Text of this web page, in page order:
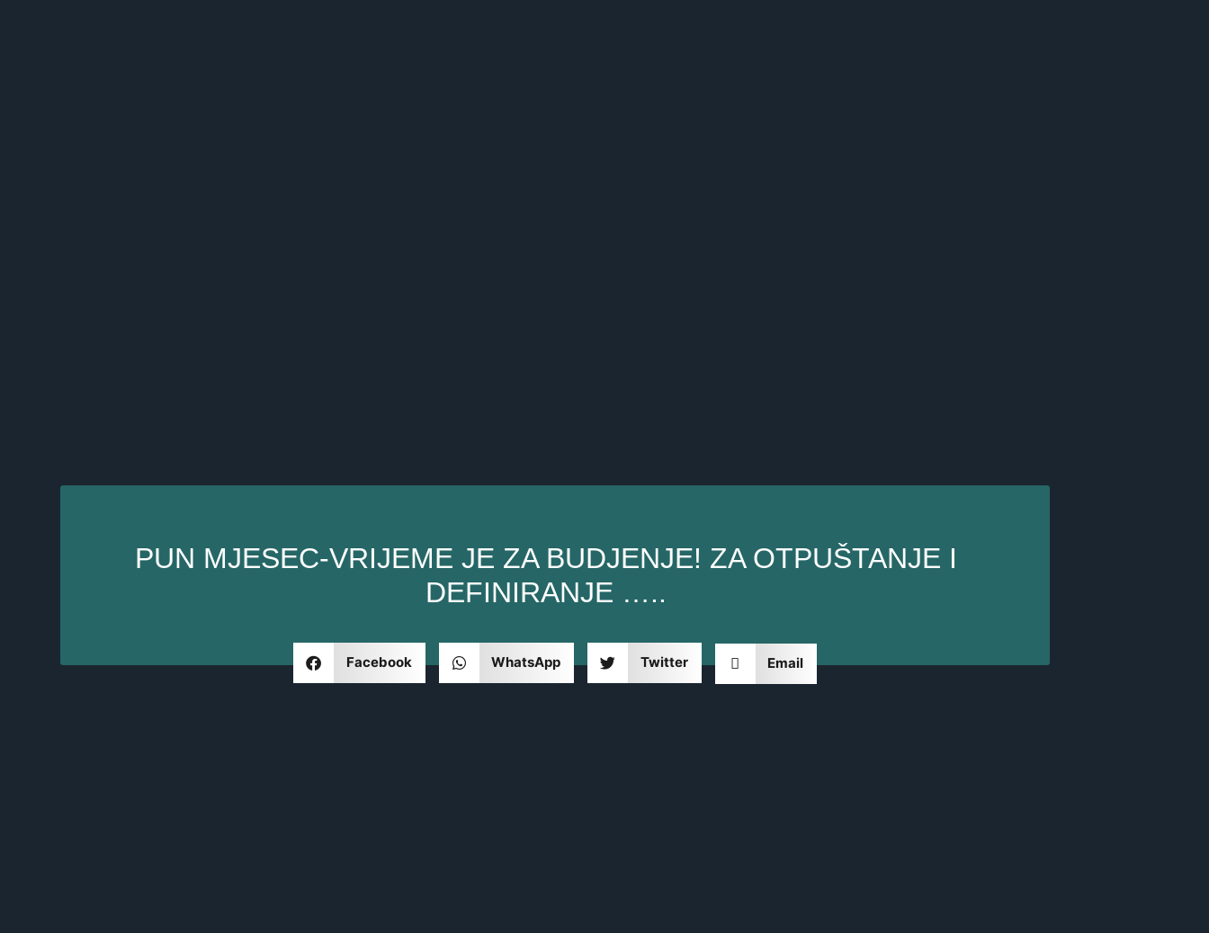
PUN MJESEC-VRIJEME JE ZA BUDJENJE! ZA OTPUŠTANJE I
DEFINIRANJE …..
Facebook WhatsApp Twitter Email